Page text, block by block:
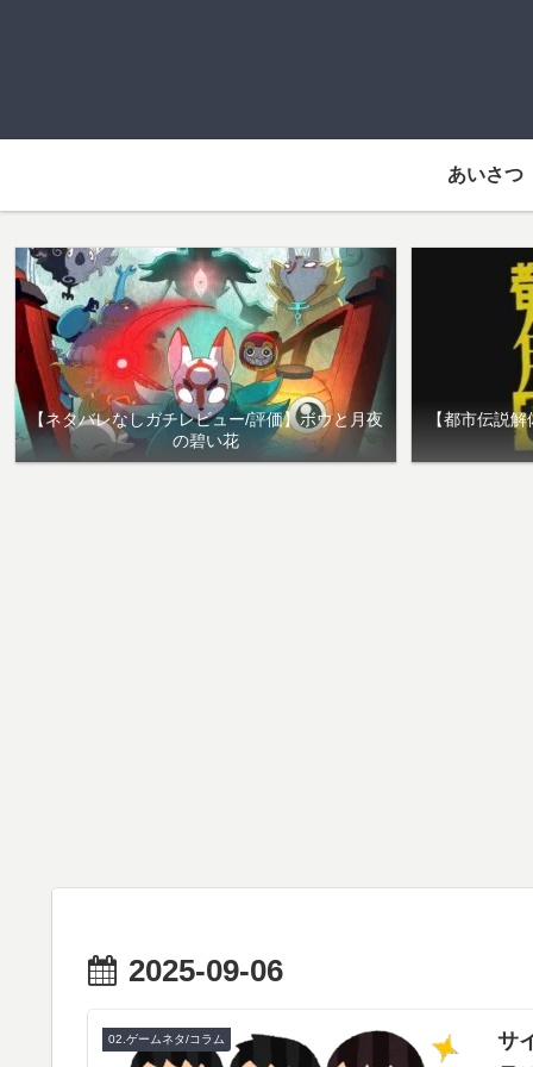
あいさつ
【ネタバレなしガチレビュー/評価】ボウと月夜
の碧い花
【都市伝説
2025-09-06
02.ゲームネタ/コラム
サ